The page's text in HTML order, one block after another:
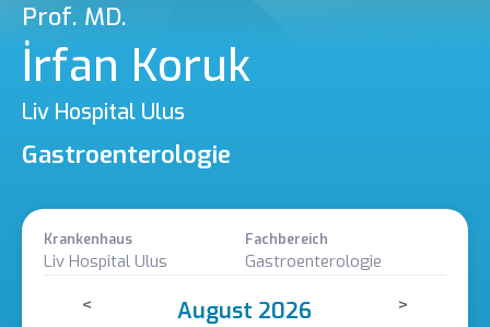
Prof. MD.
İrfan Koruk
Liv Hospital Ulus
Gastroenterologie
Krankenhaus
Liv Hospital Ulus
Fachbereich
Gastroenterologie
< August 2026 >